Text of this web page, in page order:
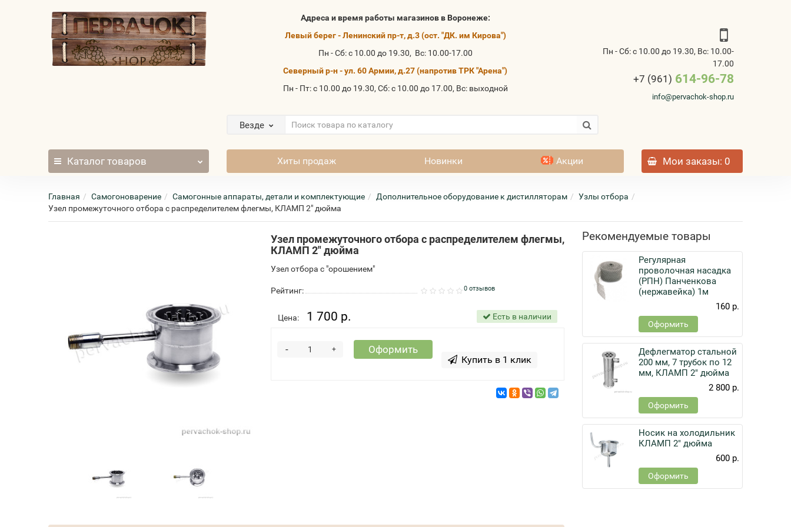
Адреса и время работы магазинов в Воронеже:
Левый берег - Ленинский пр-т, д.3 (ост. "ДК. им Кирова")
Пн - Сб: с 10.00 до 19.30, Вс: 10.00-17.00
Северный р-н - ул. 60 Армии, д.27 (напротив ТРК "Арена")
Пн - Пт: с 10.00 до 19.30, Сб: с 10.00 до 17.00, Вс: выходной
Везде
Пн - Сб: с 10.00 до 19.30, Вс: 10.00-
17.00
+7 (961) 614-96-78
info@pervachok-shop.ru
Каталог товаров Хиты продаж Новинки Акции Мои заказы: 0
Главная Самогоноварение Самогонные аппараты, детали и комплектующие Дополнительное оборудование к дистилляторам
Узлы отбора
Узел промежуточного отбора с распределителем флегмы, КЛАМП 2" дюйма
Узел промежуточного отбора с распределителем флегмы,
КЛАМП 2" дюйма
Узел отбора с "орошением"
Рейтинг: 0 отзывов
Цена: 1 700 р. Есть в наличии
+
- Оформить
Купить в 1 клик
Рекомендуемые товары
Регулярная
проволочная насадка
(РПН) Панченкова
(нержавейка) 1м
160 р.
Оформить
Дефлегматор стальной
200 мм, 7 трубок по 12
мм, КЛАМП 2" дюйма
2 800 р.
Оформить
Носик на холодильник
КЛАМП 2" дюйма
600 р.
Оформить